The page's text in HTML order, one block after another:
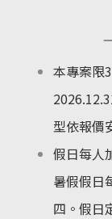
本專案限
2026
型依報價
假日每人
暑假假日
四。假日